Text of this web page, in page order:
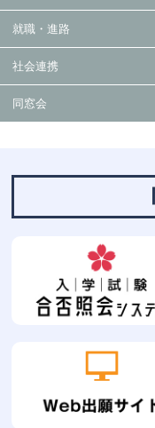
就職・進路
社会連携
同窓会